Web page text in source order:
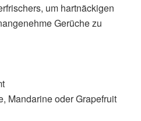
um hartnäckigen
Gerüche zu
Mandarine oder Grapefruit